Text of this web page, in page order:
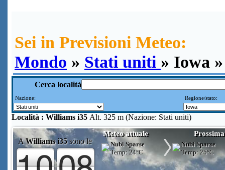
Sei in Previsioni Meteo:
Mondo » Stati uniti » Iowa
Cerca località
Nazione: Regione/stato:
Località : Williams i35 Alt. 325 m (Nazione: Stati uniti)
AWilliams i35sono le
Meteo attuale
Nubi Sparse
Temp:24°C
Nubi Sparse
Temp:25°C